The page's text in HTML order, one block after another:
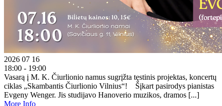
2026 07 16
18:00 - 19:00
Vasarą į M. K. Čiurlionio namus sugrįžta tęstinis projektas, koncertų
ciklas „Skambantis Čiurlionio Vilnius“! Šįkart pasirodys pianistas
Evgeny Wenger. Jis studijavo Hanoverio muzikos, dramos [...]
More Info